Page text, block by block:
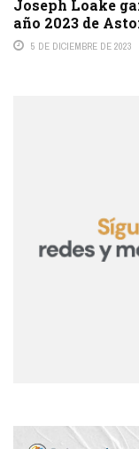
Joseph Loake
año 2023 de
5 DE DICIEMBRE DE 2023